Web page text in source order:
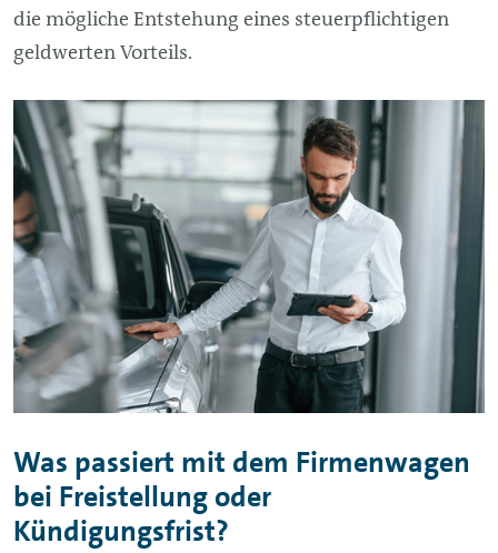
die mögliche Entstehung eines steuerpflichtigen
geldwerten Vorteils.
Was passiert mit dem Firmenwagen
bei Freistellung oder
Kündigungsfrist?